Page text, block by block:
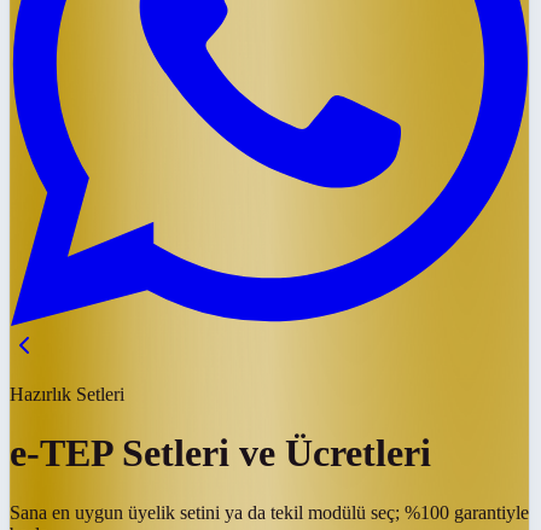
Hazırlık Setleri
e-TEP Setleri ve Ücretleri
Sana en uygun üyelik setini ya da tekil modülü seç; %100 garantiyle